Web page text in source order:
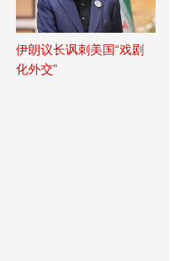
伊朗议长讽刺美国“戏剧
化外交”